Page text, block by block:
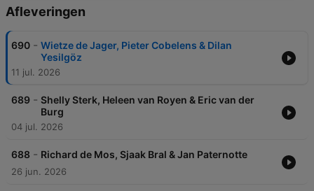
Afleveringen
690 - Wietze de Jager, Pieter Cobelens & Dilan
Yesilgöz
11 jul. 2026
689 - Shelly Sterk, Heleen van Royen & Eric van der
Burg
04 jul. 2026
688 - Richard de Mos, Sjaak Bral & Jan Paternotte
26 jun. 2026